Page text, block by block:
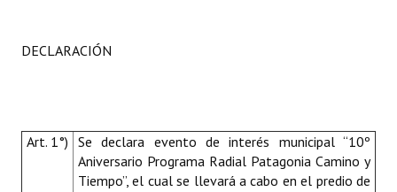
DECLARACIÓN
Art. 1°) Se declara evento de interés municipal “10º
Aniversario Programa Radial Patagonia Camino y
Tiempo”, el cual se llevará a cabo en el predio de